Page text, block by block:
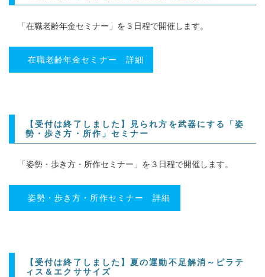
「在職老齢年金セミナー」を３日程で開催します。
在職老齢年金セミナー 詳細
【受付は終了しました】見られ方を武器にする「姿
勢・歩き方・所作」セミナー
「姿勢・歩き方・所作セミナー」を３日程で開催します。
姿勢・歩き方・所作セミナー 詳細
【受付は終了しました】夏の運動不足解消～ピラテ
ィス＆エクササイズ